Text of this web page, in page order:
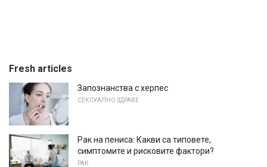
Fresh articles
Запознанства с херпес
СЕКСУАЛНО ЗДРАВЕ
Рак на пениса: Какви са типовете,
симптомите и рисковите фактори?
РАК